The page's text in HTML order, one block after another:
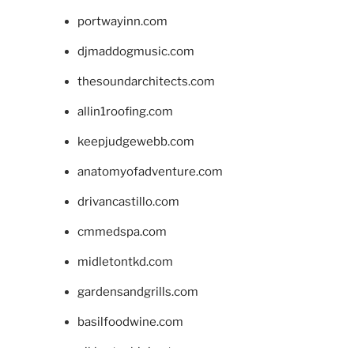
portwayinn.com
djmaddogmusic.com
thesoundarchitects.com
allin1roofing.com
keepjudgewebb.com
anatomyofadventure.com
drivancastillo.com
cmmedspa.com
midletontkd.com
gardensandgrills.com
basilfoodwine.com